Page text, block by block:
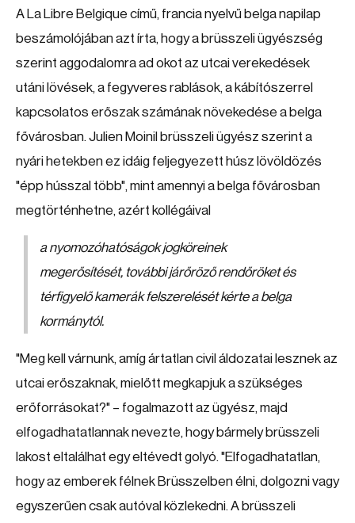
A La Libre Belgique című, francia nyelvű belga napilap
beszámolójában azt írta, hogy a brüsszeli ügyészség
szerint aggodalomra ad okot az utcai verekedések
utáni lövések, a fegyveres rablások, a kábítószerrel
kapcsolatos erőszak számának növekedése a belga
fővárosban. Julien Moinil brüsszeli ügyész szerint a
nyári hetekben ez idáig feljegyezett húsz lövöldözés
"épp hússzal több", mint amennyi a belga fővárosban
megtörténhetne, azért kollégáival
a nyomozóhatóságok jogköreinek
megerősítését, további járőröző rendőröket és
térfigyelő kamerák felszerelését kérte a belga
kormánytól.
"Meg kell várnunk, amíg ártatlan civil áldozatai lesznek az
utcai erőszaknak, mielőtt megkapjuk a szükséges
erőforrásokat?" – fogalmazott az ügyész, majd
elfogadhatatlannak nevezte, hogy bármely brüsszeli
lakost eltalálhat egy eltévedt golyó. "Elfogadhatatlan,
hogy az emberek félnek Brüsszelben élni, dolgozni vagy
egyszerűen csak autóval közlekedni. A brüsszeli